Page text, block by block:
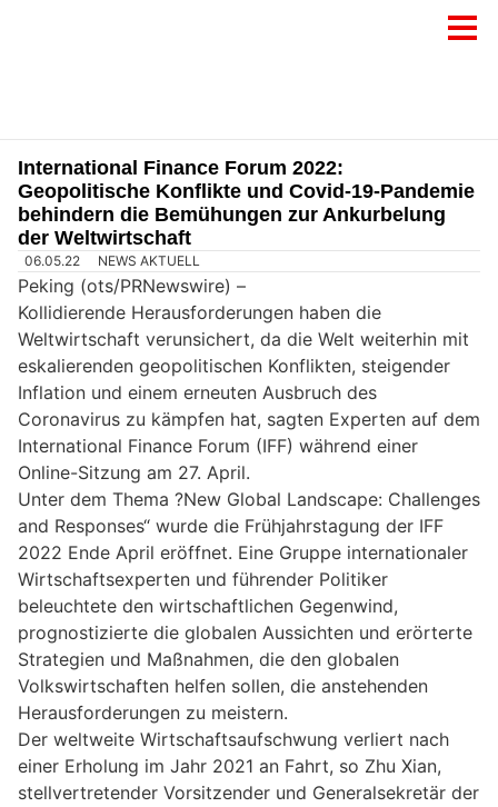
International Finance Forum 2022:
Geopolitische Konflikte und Covid-19-Pandemie
behindern die Bemühungen zur Ankurbelung
der Weltwirtschaft
06.05.22 NEWS AKTUELL
Peking (ots/PRNewswire) –
Kollidierende Herausforderungen haben die
Weltwirtschaft verunsichert, da die Welt weiterhin mit
eskalierenden geopolitischen Konflikten, steigender
Inflation und einem erneuten Ausbruch des
Coronavirus zu kämpfen hat, sagten Experten auf dem
International Finance Forum (IFF) während einer
Online-Sitzung am 27. April.
Unter dem Thema ?New Global Landscape: Challenges
and Responses“ wurde die Frühjahrstagung der IFF
2022 Ende April eröffnet. Eine Gruppe internationaler
Wirtschaftsexperten und führender Politiker
beleuchtete den wirtschaftlichen Gegenwind,
prognostizierte die globalen Aussichten und erörterte
Strategien und Maßnahmen, die den globalen
Volkswirtschaften helfen sollen, die anstehenden
Herausforderungen zu meistern.
Der weltweite Wirtschaftsaufschwung verliert nach
einer Erholung im Jahr 2021 an Fahrt, so Zhu Xian,
stellvertretender Vorsitzender und Generalsekretär der